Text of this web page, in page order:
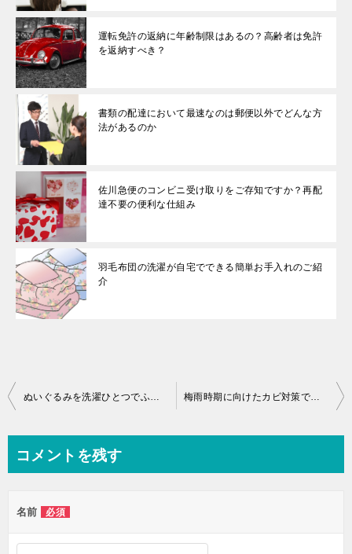
運転免許の返納に年齢制限はあるの？高齢者は免許
を返納すべき？
書類の配達において最速なのは郵便以外でどんな方
法があるのか
佐川急便のコンビニ受け取りをご存知ですか？再配
達不要の便利な仕組み
羽毛布団の洗濯が自宅でできる簡単お手入れのご紹
介
投
ビ
ー
シ
コメントを残す
名前 必須